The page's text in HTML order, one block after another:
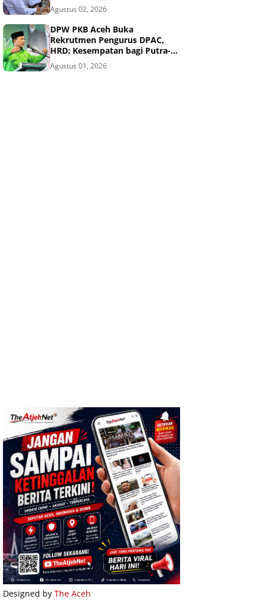
Agustus 02, 2026
DPW PKB Aceh Buka
Rekrutmen Pengurus DPAC,
HRD: Kesempatan bagi Putra-
Putri Terbaik Aceh
Agustus 01, 2026
Designed by The Aceh